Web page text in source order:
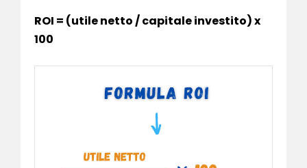
ROI = (utile netto / capitale investito) x
100